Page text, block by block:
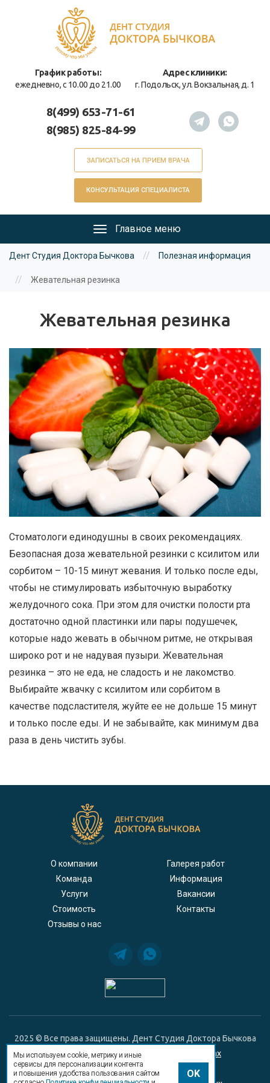
График работы:
ежедневно, с 10.00 до 21.00
Адрес клиники:
г. Подольск, ул. Вокзальная, д. 1
8(499) 653-71-61
8(985) 825-84-99
ЗАПИСАТЬСЯ НА ПРИЕМ ВРАЧА
КОНСУЛЬТАЦИЯ СПЕЦИАЛИСТА
Главное
меню
Главное меню
Вы
здесь
Дент Студия Доктора Бычкова // Полезная информация
// Жевательная резинка
Жевательная резинка
Стоматологи единодушны в своих рекомендациях.
Безопасная доза жевательной резинки с ксилитом или
сорбитом – 10-15 минут жевания. И только после еды,
чтобы не стимулировать избыточную выработку
желудочного сока. При этом для очистки полости рта
достаточно одной пластинки или пары подушечек,
которые надо жевать в обычном ритме, не открывая
широко рот и не надувая пузыри. Жевательная
резинка – это не еда, не сладость и не лакомство.
Выбирайте жвачку с ксилитом или сорбитом в
качестве подсластителя, жуйте ее не дольше 15 минут
и только после еды. И не забывайте, как минимум два
раза в день чистить зубы.
О компании
Команда
Услуги
Стоимость
Отзывы о нас
Галерея работ
Информация
Вакансии
Контакты
2025 © Все права защищены. Дент Студия Доктора Бычкова
Положение о гарантийных обязательствах
Политика конфиденциальности
Мы используем cookie, метрику и иные
сервисы для персонализации контента
и повышения удобства пользования сайтом
OK